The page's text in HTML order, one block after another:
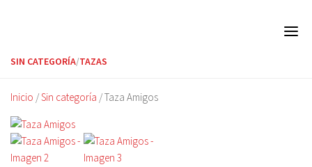
SIN CATEGORÍA/TAZAS
Inicio /Sin categoría / Taza Amigos